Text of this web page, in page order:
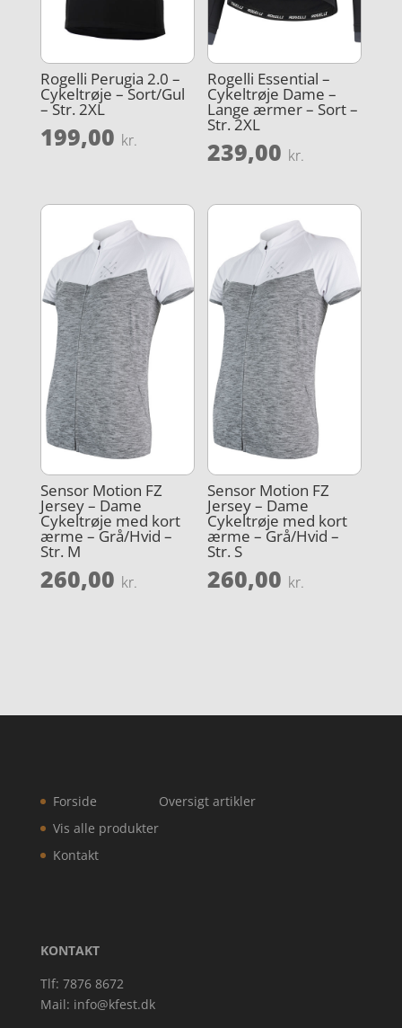
Rogelli Perugia 2.0 –
Cykeltrøje – Sort/Gul
– Str. 2XL
199,00 kr.
Rogelli Essential –
Cykeltrøje Dame –
Lange ærmer – Sort –
Str. 2XL
239,00 kr.
Sensor Motion FZ
Jersey – Dame
Cykeltrøje med kort
ærme – Grå/Hvid –
Str. M
260,00 kr.
Sensor Motion FZ
Jersey – Dame
Cykeltrøje med kort
ærme – Grå/Hvid –
Str. S
260,00 kr.
Forside
Vis alle produkter
Kontakt
Oversigt artikler
KONTAKT
Tlf: 7876 8672
Mail: info@kfest.dk